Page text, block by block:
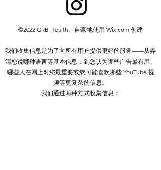
您可以打印或下载到本地硬盘摘录，
您可以将内容复制给个人第三方供其
资料来源
除非获得我们的书面许可，否则您不得
分发或商业利用内容。您也不得传输或
将其存储在任何其他网站或其他形式的
电子检索系统中。
©2022 GRB Health。自豪地使用 Wix.com 创建
我们收集信息是为了向所有用户提供更好的服务——从弄
清您说哪种语言等基本信息，到您认为哪些广告最有用、
哪些人在网上对您最重要或您可能喜欢哪些 YouTube 视
频等更复杂的信息。
我们通过两种方式收集信息：